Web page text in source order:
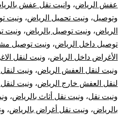
عفش الرياض، وانيت نقل عفش
وتوصيل، ونيت تحميل الرياض، ونيت
الرياض، ونيت توصيل بالرياض، ونيت
توصيل داخل الرياض، ونيت توصيل
الأغراض داخل الرياض، ونيت لنقل
ونيت لنقل العفش الرياض، ونيت
لنقل العفش خارج الرياض، ونيت
ونيت نقل، ونيت نقل أثاث بالرياض،
بالرياض، ونيت نقل أغراض بالرياض،